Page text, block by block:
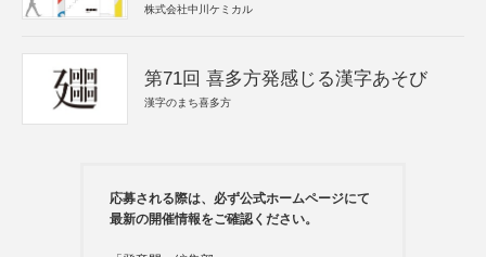
株式会社中川ケミカル
第71回 喜多方発感じる漢字あそび
漢字のまち喜多方
応募される際は、必ず公式ホームページにて
最新の開催情報をご確認ください。